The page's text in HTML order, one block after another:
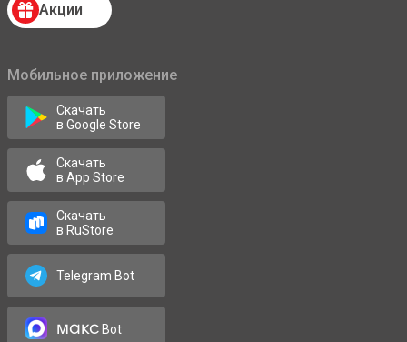
Акции
Мобильное приложение
Скачать
в Google Store
Скачать
в App Store
Скачать
в RuStore
Telegram Bot
максBot